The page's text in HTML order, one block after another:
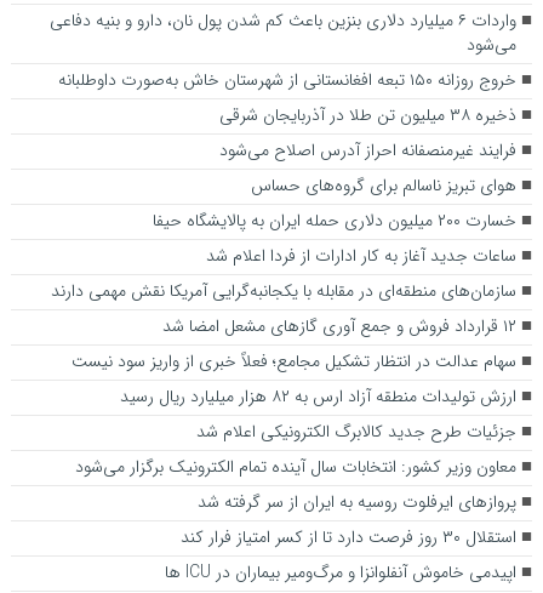
واردات ۶ میلیارد دلاری بنزین باعث کم شدن پول نان، دارو و بنیه دفاعی
می‌شود
خروج روزانه ۱۵۰ تبعه افغانستانی از شهرستان خاش به‌صورت داوطلبانه
ذخیره ۳۸ میلیون تن طلا در آذربایجان شرقی
فرایند غیرمنصفانه احراز آدرس اصلاح می‌شود
هوای تبریز ناسالم برای گروه‌های حساس
خسارت ۲۰۰ میلیون دلاری حمله ایران به پالایشگاه حیفا
ساعات جدید آغاز به کار ادارات از فردا اعلام شد
سازمان‌های منطقه‌ای در مقابله با یکجانبه‌گرایی آمریکا نقش مهمی دارند
۱۲ قرارداد فروش و جمع آوری گازهای مشعل امضا شد
سهام عدالت در انتظار تشکیل مجامع؛ فعلاً خبری از واریز سود نیست
ارزش تولیدات منطقه آزاد ارس به ۸۲ هزار میلیارد ریال رسید
جزئیات طرح جدید کالابرگ الکترونیکی اعلام شد
معاون وزیر کشور: انتخابات سال آینده تمام الکترونیک برگزار می‌شود
پروازهای ایرفلوت روسیه به ایران از سر گرفته شد
استقلال ۳۰ روز فرصت دارد تا از کسر امتیاز فرار کند
اپیدمی خاموش آنفلوانزا و مرگ‌ومیر بیماران در ICU‌ ها